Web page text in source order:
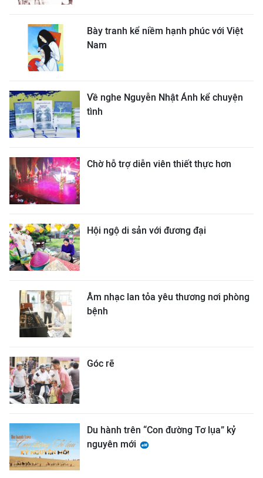
Bày tranh kể niềm hạnh phúc với Việt
Nam
Về nghe Nguyễn Nhật Ánh kể chuyện
tình
Chờ hỗ trợ diễn viên thiết thực hơn
Hội ngộ di sản với đương đại
Âm nhạc lan tỏa yêu thương nơi phòng
bệnh
Góc rẽ
Du hành trên “Con đường Tơ lụa” kỷ
nguyên mới